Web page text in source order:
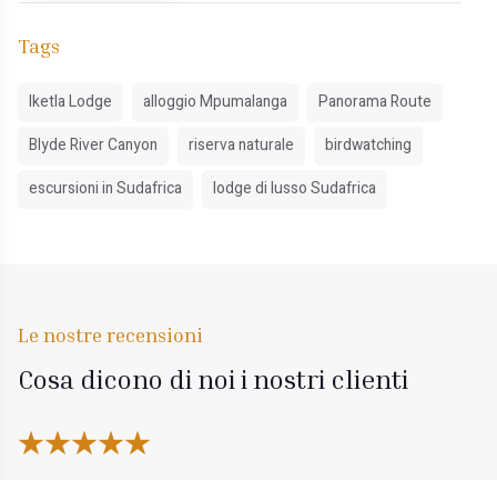
Tags
Iketla Lodge alloggio Mpumalanga
Panorama Route
Blyde River Canyon
riserva naturale
birdwatching
escursioni in Sudafrica
lodge di lusso Sudafrica
Le nostre recensioni
Cosa dicono di noi i nostri clienti